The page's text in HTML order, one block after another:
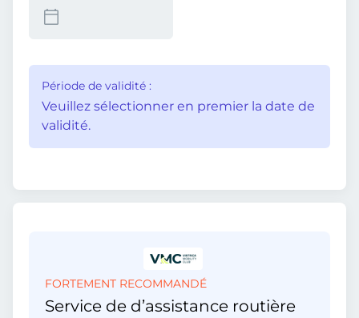
Période de validité :
Veuillez sélectionner en premier la date de
validité.
FORTEMENT RECOMMANDÉ
Service de d’assistance routière